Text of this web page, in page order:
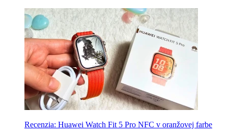
Recenzia: Huawei Watch Fit 5 Pro NFC v oranžovej farbe